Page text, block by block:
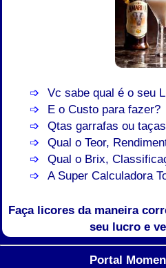
Vc sabe qual é o seu
E o Custo para fazer?
Qtas garrafas ou
Qual o Teor,
Qual o Brix,
A Super Calculadora
Faça licores da maneira
seu lucro e
Portal